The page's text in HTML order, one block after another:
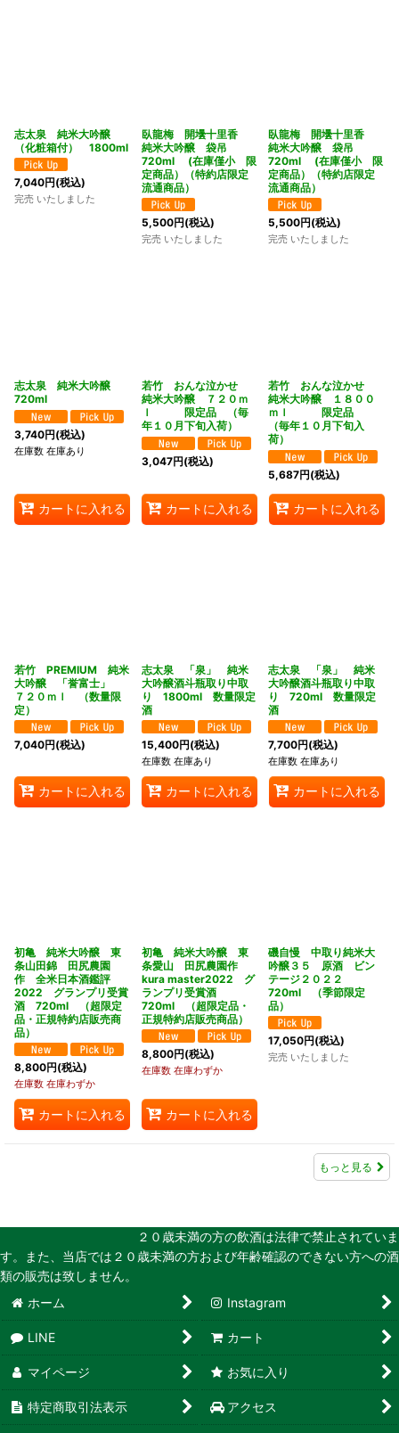
志太泉 純米大吟醸
（化粧箱付） 1800ml
7,040円(税込)
完売 いたしました
臥龍梅 開壜十里香
純米大吟醸 袋吊
720ml (在庫僅小 限
定商品）（特約店限定
流通商品）
5,500円(税込)
完売 いたしました
臥龍梅 開壜十里香
純米大吟醸 袋吊
720ml (在庫僅小 限
定商品）（特約店限定
流通商品）
5,500円(税込)
完売 いたしました
志太泉 純米大吟醸
720ml
3,740円(税込)
在庫数 在庫あり
カートに入れる
若竹 おんな泣かせ
純米大吟醸 ７２０ｍ
ｌ 限定品 （毎
年１０月下旬入荷）
3,047円(税込)
カートに入れる
若竹 おんな泣かせ
純米大吟醸 １８００
ｍｌ 限定品
（毎年１０月下旬入
荷）
5,687円(税込)
カートに入れる
若竹 PREMIUM 純米
大吟醸 「誉富士」
７２０ｍｌ （数量限
定）
7,040円(税込)
カートに入れる
志太泉 「泉」 純米
大吟醸酒斗瓶取り中取
り 1800ml 数量限定
酒
15,400円(税込)
在庫数 在庫あり
カートに入れる
志太泉 「泉」 純米
大吟醸酒斗瓶取り中取
り 720ml 数量限定
酒
7,700円(税込)
在庫数 在庫あり
カートに入れる
初亀 純米大吟醸 東
条山田錦 田尻農園
作 全米日本酒鑑評
2022 グランプリ受賞
酒 720ml （超限定
品・正規特約店販売商
品）
8,800円(税込)
在庫数 在庫わずか
カートに入れる
初亀 純米大吟醸 東
条愛山 田尻農園作
kura master2022 グ
ランプリ受賞酒
720ml （超限定品・
正規特約店販売商品）
8,800円(税込)
在庫数 在庫わずか
カートに入れる
磯自慢 中取り純米大
吟醸３５ 原酒 ビン
テージ２０２２
720ml （季節限定
品）
17,050円(税込)
完売 いたしました
もっと見る
２０歳未満の方の飲酒は法律で禁止されていま
す。また、当店では２０歳未満の方および年齢確認のできない方への酒
類の販売は致しません。
ホーム
Instagram
LINE カート
マイページ お気に入り
特定商取引法表示 アクセス